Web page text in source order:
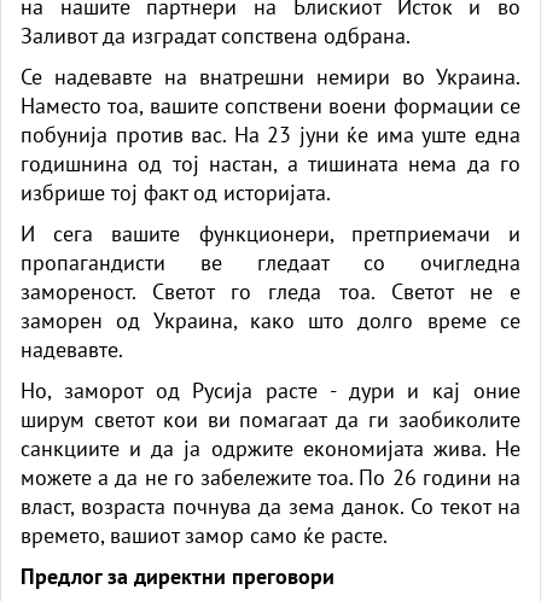
на нашите партнери на Блискиот Исток и во
Заливот да изградат сопствена одбрана.
Се надевавте на внатрешни немири во Украина.
Наместо тоа, вашите сопствени воени формации се
побунија против вас. На 23 јуни ќе има уште една
годишнина од тој настан, а тишината нема да го
избрише тој факт од историјата.
И сега вашите функционери, претприемачи и
пропагандисти ве гледаат со очигледна
замореност. Светот го гледа тоа. Светот не е
заморен од Украина, како што долго време се
надевавте.
Но, заморот од Русија расте - дури и кај оние
ширум светот кои ви помагаат да ги заобиколите
санкциите и да ја одржите економијата жива. Не
можете а да не го забележите тоа. По 26 години на
власт, возраста почнува да зема данок. Со текот на
времето, вашиот замор само ќе расте.
Предлог за директни преговори